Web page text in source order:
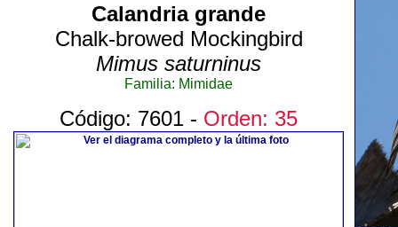
Calandria grande
Chalk-browed Mockingbird
Mimus saturninus
Familia: Mimidae
Código: 7601 - Orden: 35